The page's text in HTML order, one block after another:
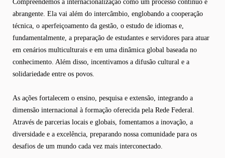
Compreendemos a internacionalização como um processo contínuo e
abrangente. Ela vai além do intercâmbio, englobando a cooperação
técnica, o aperfeiçoamento da gestão, o estudo de idiomas e,
fundamentalmente, a preparação de estudantes e servidores para atuar
em cenários multiculturais e em uma dinâmica global baseada no
conhecimento. Além disso, incentivamos a difusão cultural e a
solidariedade entre os povos.
As ações fortalecem o ensino, pesquisa e extensão, integrando a
dimensão internacional à formação oferecida pela Rede Federal.
Através de parcerias locais e globais, fomentamos a inovação, a
diversidade e a excelência, preparando nossa comunidade para os
desafios de um mundo cada vez mais interconectado.